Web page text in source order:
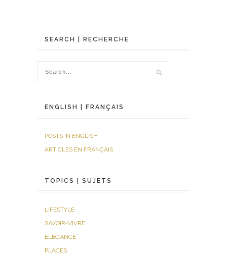
SEARCH | RECHERCHE
ENGLISH | FRANÇAIS
POSTS IN ENGLISH
ARTICLES EN FRANÇAIS
TOPICS | SUJETS
LIFESTYLE
SAVOIR-VIVRE
ELEGANCE
PLACES